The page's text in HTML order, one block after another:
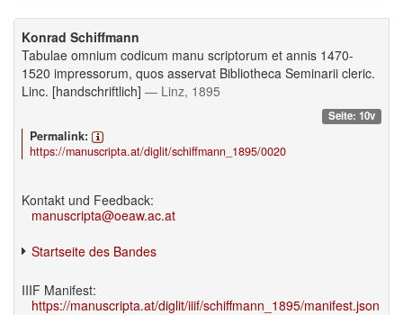
Konrad Schiffmann
Tabulae omnium codicum manu scriptorum et annis 1470-
1520 impressorum, quos asservat Bibliotheca Seminarii cleric.
Linc. [handschriftlich] — Linz, 1895
Seite: 10v
Permalink:
https://manuscripta.at/diglit/schiffmann_1895/0020
Kontakt und Feedback:
manuscripta@oeaw.ac.at
Startseite des Bandes
IIIF Manifest:
https://manuscripta.at/diglit/iiif/schiffmann_1895/manifest.json